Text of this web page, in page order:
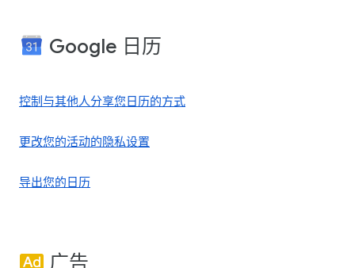
Google 日历
控制与其他人分享您日历的方式
更改您的活动的隐私设置
导出您的日历
广告